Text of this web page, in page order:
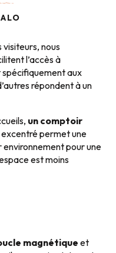
visiteurs, nous
l’accès à
aux
répondent à un
un comptoir
permet une
environnement pour une
est moins
magnétique et